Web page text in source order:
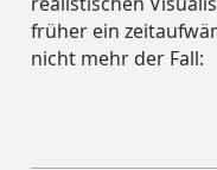
früher ein
nicht mehr der Fall: